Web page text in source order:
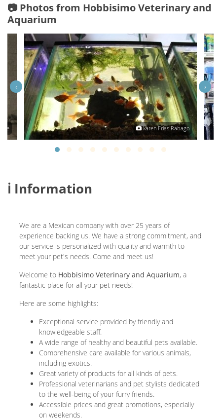
📷 Photos from Hobbisimo Veterinary and
Aquarium
karen Frias Rabago
‹ ›
ℹ️ Information
We are a Mexican company with over 25 years of
experience backing us. We have a strong commitment, and
our service is personalized with quality and warmth to
meet your pet's needs. Come and meet us!
Welcome to Hobbisimo Veterinary and Aquarium, a
fantastic place for all your pet needs!
Here are some highlights:
Exceptional service provided by friendly and
knowledgeable staff.
A wide range of healthy and beautiful pets available.
Comprehensive care available for various animals,
including exotics.
Great variety of products for all kinds of pets.
Professional veterinarians and pet stylists dedicated
to the well-being of your furry friends.
Accessible prices and great promotions, especially
on weekends.